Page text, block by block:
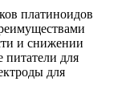
платиноидов
и снижении
питатели для
для